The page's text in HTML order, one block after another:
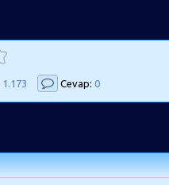
1.173 Cevap: 0